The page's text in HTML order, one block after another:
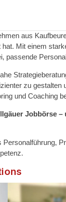
aus
Mit einem
passende
zu
und Coaching
Jobbörse